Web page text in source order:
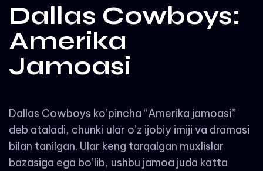
Dallas Cowboys:
Amerika
Jamoasi
Dallas Cowboys ko’pincha “Amerika jamoasi”
deb ataladi, chunki ular o’z ijobiy imiji va dramasi
bilan tanilgan. Ular keng tarqalgan muxlislar
bazasiga ega bo’lib, ushbu jamoa juda katta